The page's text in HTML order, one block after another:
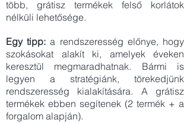
több, grátisz termékek felső korlátok
nélküli lehetősége.
Egy tipp:a rendszeresség előnye, hogy
szokásokat alakít ki, amelyek éveken
keresztül megmaradhatnak. Bármi is
legyen a stratégiánk, törekedjünk
rendszeresség kialakítására. A grátisz
termékek ebben segítenek (2 termék + a
forgalom alapján).